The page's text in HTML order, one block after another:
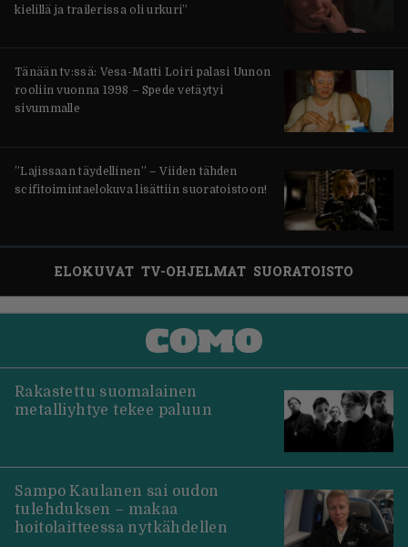
kielillä ja trailerissa oli urkuri”
Tänään tv:ssä: Vesa-Matti Loiri palasi Uunon
rooliin vuonna 1998 – Spede vetäytyi
sivummalle
”Lajissaan täydellinen” – Viiden tähden
scifitoimintaelokuva lisättiin suoratoistoon!
ELOKUVAT TV-OHJELMAT SUORATOISTO
Rakastettu suomalainen
metalliyhtye tekee paluun
Sampo Kaulanen sai oudon
tulehduksen – makaa
hoitolaitteessa nytkähdellen